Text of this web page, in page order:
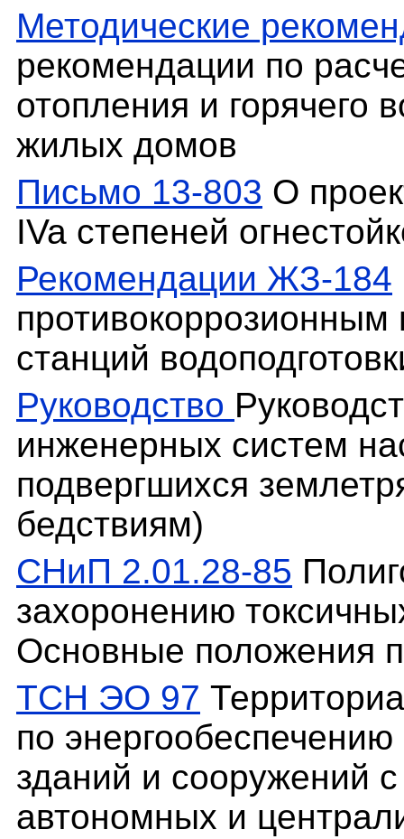
Методические
рекомендации по
отопления и горячего
жилых домов
Письмо 13-803 О
IVa степеней
Рекомендации ЖЗ-184
станций
Руководство
инженерных систем
подвергшихся
бедствиям)
СНиП 2.01.28-85
захоронению
Основные положения
ТСН ЭО 97
по
зданий и сооружений
автономных и